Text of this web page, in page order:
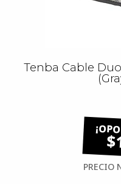
Tenba Cable
PRECIO